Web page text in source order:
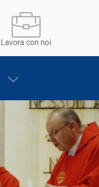
Lavora con noi